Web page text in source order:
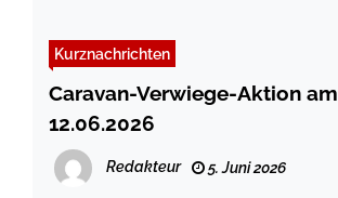
Kurznachrichten
Caravan-Verwiege-Aktion am
12.06.2026
Redakteur 5. Juni 2026